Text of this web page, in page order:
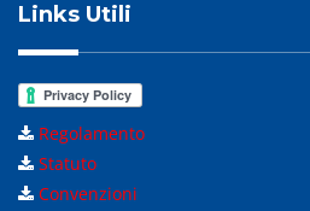
Links Utili
Regolamento
Statuto
Convenzioni